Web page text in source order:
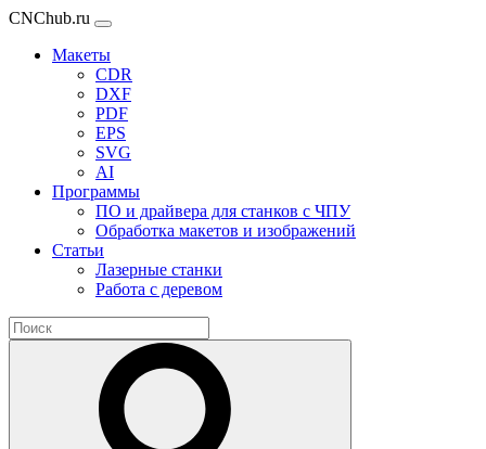
CNChub.ru
Макеты
CDR
DXF
PDF
EPS
SVG
AI
Программы
ПО и драйвера для станков с ЧПУ
Обработка макетов и изображений
Статьи
Лазерные станки
Работа с деревом